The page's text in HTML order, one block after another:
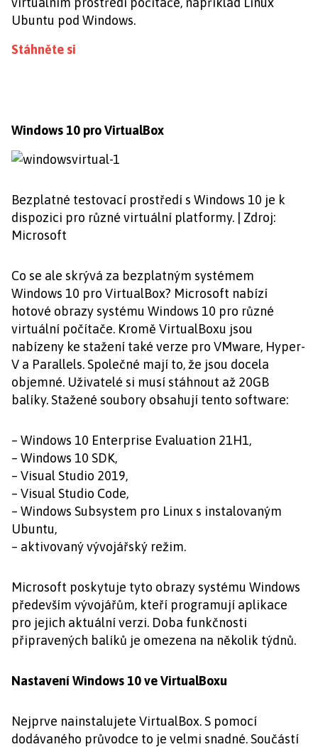
Ubuntu pod Windows.
Stáhněte si
Windows 10 pro VirtualBox
Bezplatné testovací prostředí s Windows 10 je k
dispozici pro různé virtuální platformy. | Zdroj:
Microsoft
Co se ale skrývá za bezplatným systémem
Windows 10 pro VirtualBox? Microsoft nabízí
hotové obrazy systému Windows 10 pro různé
virtuální počítače. Kromě VirtualBoxu jsou
nabízeny ke stažení také verze pro VMware, Hyper-
V a Parallels. Společné mají to, že jsou docela
objemné. Uživatelé si musí stáhnout až 20GB
balíky. Stažené soubory obsahují tento software:
– Windows 10 Enterprise Evaluation 21H1,
– Windows 10 SDK,
– Visual Studio 2019,
– Visual Studio Code,
– Windows Subsystem pro Linux s instalovaným
Ubuntu,
– aktivovaný vývojářský režim.
Microsoft poskytuje tyto obrazy systému Windows
především vývojářům, kteří programují aplikace
pro jejich aktuální verzi. Doba funkčnosti
připravených balíků je omezena na několik týdnů.
Nastavení Windows 10 ve VirtualBoxu
Nejprve nainstalujete VirtualBox. S pomocí
dodávaného průvodce to je velmi snadné. Součástí